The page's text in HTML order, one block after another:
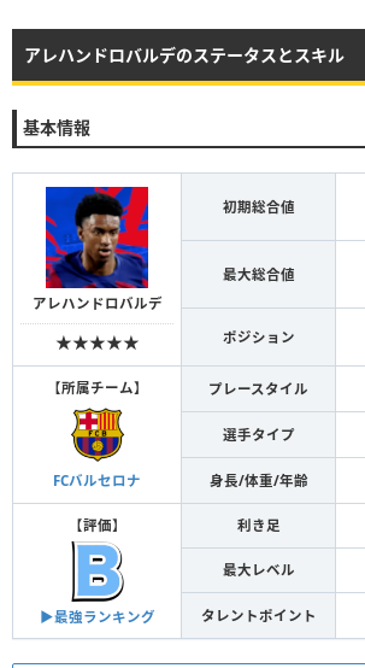
アレハンドロバルデのステータスとスキル
基本情報
アレハンドロバルデ
★★★★★
初期総合値
最大総合値
ポジション
【所属チーム】
FCバルセロナ
プレースタイル
選手タイプ
身長/体重/年齢
【評価】
▶︎最強ランキング
利き足
最大レベル
タレントポイント